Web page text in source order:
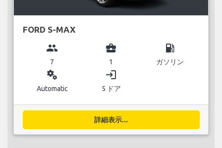
FORD S-MAX
group
7
business_center
1
local_gas_station
ガソリン
miscellaneous_services
Automatic
login
5 ドア
詳細表示...